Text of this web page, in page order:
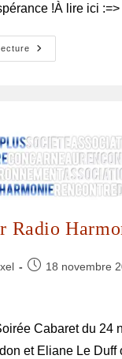
!À lire ici
Radio
18 novembre
Cabaret du 24
et Eliane Le Duff